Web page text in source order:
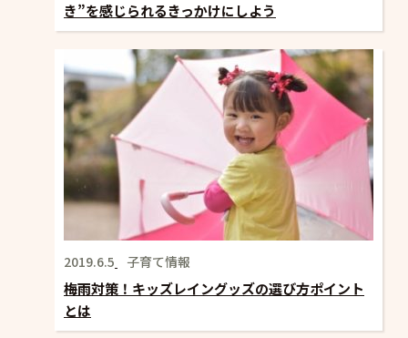
き”を感じられるきっかけにしよう
2019.6.5 子育て情報
梅雨対策！キッズレイングッズの選び方ポイント
とは